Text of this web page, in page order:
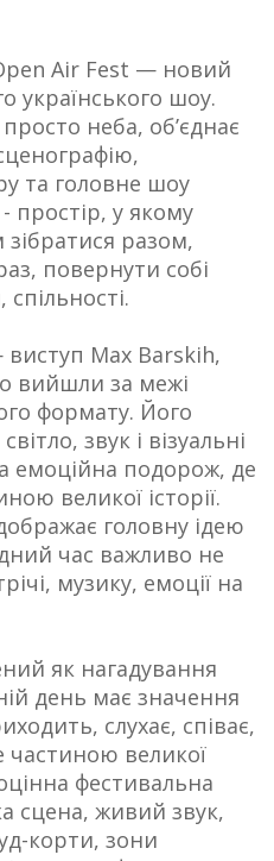
Air Fest — новий
українського шоу.
неба, об’єднає
та головне шоу
простір, у якому
разом,
повернути собі
спільності.
Max Barskih,
вийшли за межі
формату. Його
звук і візуальні
емоційна подорож, де
великої історії.
головну ідею
час важливо не
музику, емоції на
як нагадування
день має значення
слухає, співає,
частиною великої
фестивальна
сцена, живий звук,
корти, зони